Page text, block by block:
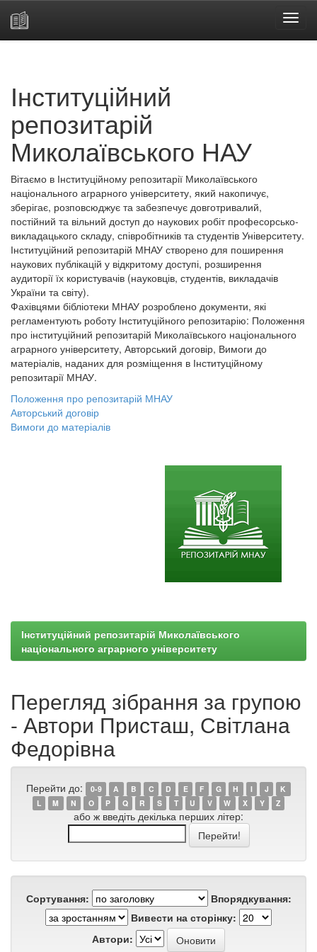
Інституційний
репозитарій
Миколаївського НАУ
Вітаємо в Інституційному репозитарії Миколаївського
національного аграрного університету, який накопичує,
зберігає, розповсюджує та забезпечує довготривалий,
постійний та вільний доступ до наукових робіт професорсько-
викладацького складу, співробітників та студентів Університету.
Інституційний репозитарій МНАУ створено для поширення
наукових публікацій у відкритому доступі, розширення
аудиторії їх користувачів (науковців, студентів, викладачів
України та світу).
Фахівцями бібліотеки МНАУ розроблено документи, які
регламентують роботу Інституційного репозитарію: Положення
про інституційний репозитарій Миколаївського національного
аграрного університету, Авторський договір, Вимоги до
матеріалів, наданих для розміщення в Інституційному
репозитарії МНАУ.
Положення про репозитарій МНАУ
Авторський договір
Вимоги до матеріалів
Інституційний репозитарій Миколаївського
національного аграрного університету
Перегляд зібрання за групою
- Автори Присташ, Світлана
Федорівна
Перейти до: 0-9 A B C D E F G H I J
K
L
M N O P Q R S T U V W X Y Z
або ж введіть декілька перших літер:
Сортування:
Впорядкування:
Вивести на сторінку:
Автори: